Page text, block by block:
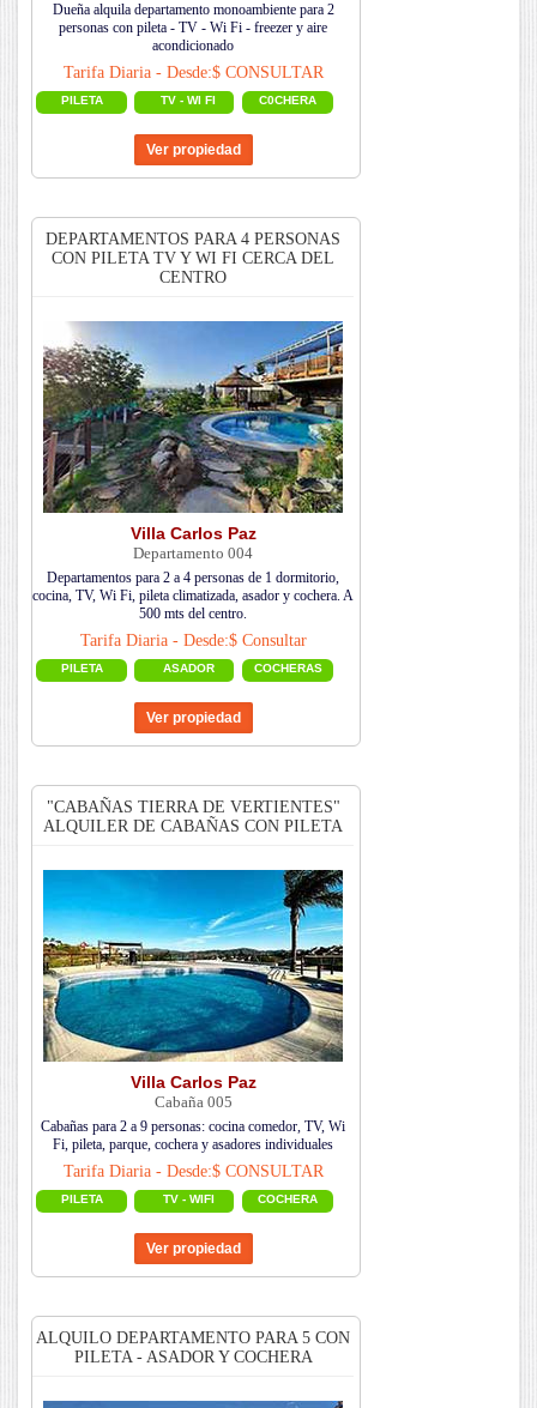
Dueña alquila departamento monoambiente para 2
personas con pileta - TV - Wi Fi - freezer y aire
acondicionado
Tarifa Diaria - Desde:$ CONSULTAR
PILETA TV - WI FI C0CHERA
DEPARTAMENTOS PARA 4 PERSONAS
CON PILETA TV Y WI FI CERCA DEL
CENTRO
Villa Carlos Paz
Departamento 004
Departamentos para 2 a 4 personas de 1 dormitorio,
cocina, TV, Wi Fi, pileta climatizada, asador y cochera. A
500 mts del centro.
Tarifa Diaria - Desde:$ Consultar
PILETA ASADOR COCHERAS
"CABAÑAS TIERRA DE VERTIENTES"
ALQUILER DE CABAÑAS CON PILETA
Villa Carlos Paz
Cabaña 005
Cabañas para 2 a 9 personas: cocina comedor, TV, Wi
Fi, pileta, parque, cochera y asadores individuales
Tarifa Diaria - Desde:$ CONSULTAR
PILETA TV - WIFI COCHERA
ALQUILO DEPARTAMENTO PARA 5 CON
PILETA - ASADOR Y COCHERA